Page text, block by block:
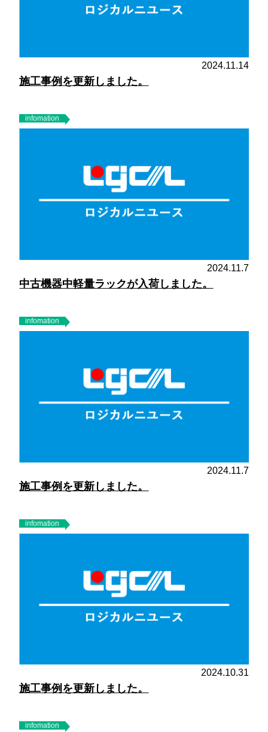
2024.11.14
施工事例を更新しました。
infomation
2024.11.7
中古機器中軽量ラックが入荷しました。
infomation
2024.11.7
施工事例を更新しました。
infomation
2024.10.31
施工事例を更新しました。
infomation